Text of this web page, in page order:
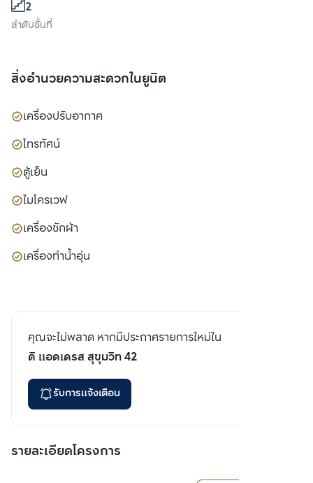
2
ลำดับชั้นที่
สิ่งอำนวยความสะดวกในยูนิต
เครื่องปรับอากาศ
โทรทัศน์
ตู้เย็น
ไมโครเวฟ
เครื่องซักผ้า
เครื่องทำน้ำอุ่น
คุณจะไม่พลาด หากมีประกาศรายการใหม่ใน
ดิ แอดเดรส สุขุมวิท 42
รับการแจ้งเตือน
รายละเอียดโครงการ